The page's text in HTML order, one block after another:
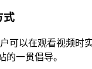
式
可以在观看视频
一贯倡导。